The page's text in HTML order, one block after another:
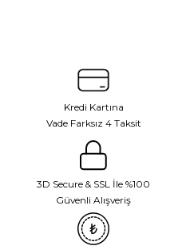
Kredi Kartına
Vade Farksız 4 Taksit
3D Secure & SSL İle %100
Güvenli Alışveriş